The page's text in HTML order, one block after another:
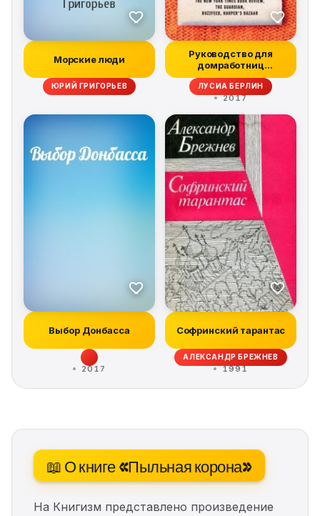
Морские люди
ЮРИЙ ГРИГОРЬЕВ
Руководство для
домработниц
(сборник)
ЛУСИА БЕРЛИН
2017
Выбор Донбасса
2017
Софринский тарантас
АЛЕКСАНДР БРЕЖНЕВ
1991
📖 О книге «Пыльная корона»
На Книгизм представлено произведение